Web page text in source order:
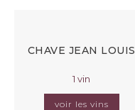
CHAVE JEAN LOUIS
1 vin
voir les vins